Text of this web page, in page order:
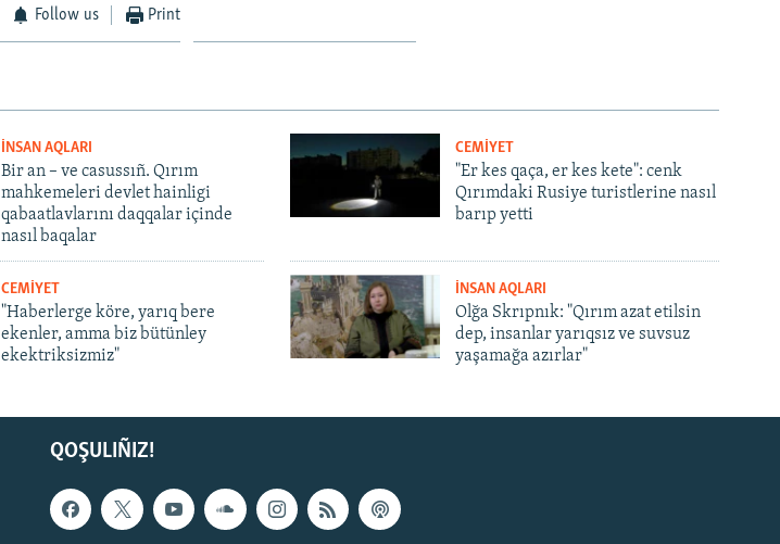
Follow us Print
İNSAN AQLARI
Bir an – ve casussıñ. Qırım
mahkemeleri devlet hainligi
qabaatlavlarını daqqalar içinde
nasıl baqalar
CEMİYET
"Er kes qaça, er kes kete": cenk
Qırımdaki Rusiye turistlerine nasıl
barıp yetti
CEMİYET
"Haberlerge köre, yarıq bere
ekenler, amma biz bütünley
ekektriksizmiz"
İNSAN AQLARI
Olğa Skrıpnık: "Qırım azat etilsin
dep, insanlar yarıqsız ve suvsuz
yaşamağa azırlar"
QOŞULIÑIZ!